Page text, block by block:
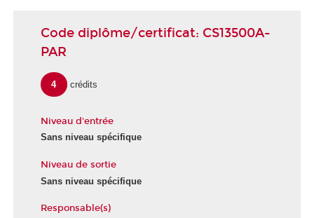
Code diplôme/certificat: CS13500A-
PAR
4 crédits
Niveau d'entrée
Sans niveau spécifique
Niveau de sortie
Sans niveau spécifique
Responsable(s)